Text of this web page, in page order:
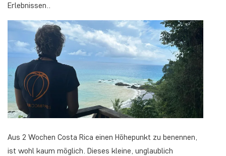
Erlebnissen..
Aus 2 Wochen Costa Rica einen Höhepunkt zu benennen,
ist wohl kaum möglich. Dieses kleine, unglaublich